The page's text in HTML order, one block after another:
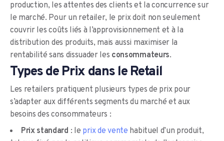
production, les attentes des clients et la concurrence sur
le marché. Pour un retailer, le prix doit non seulement
couvrir les coûts liés à l’approvisionnement et à la
distribution des produits, mais aussi maximiser la
rentabilité sans dissuader les consommateurs.
Types de Prix dans le Retail
Les retailers pratiquent plusieurs types de prix pour
s’adapter aux différents segments du marché et aux
besoins des consommateurs :
Prix standard : le prix de vente habituel d’un produit,